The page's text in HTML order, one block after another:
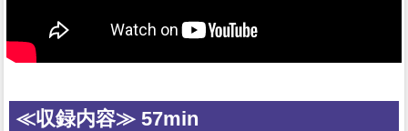
≪収録内容≫ 57min